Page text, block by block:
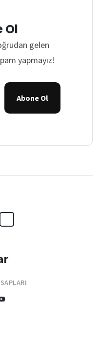
Ol
gelen
yapmayız!
Abone Ol